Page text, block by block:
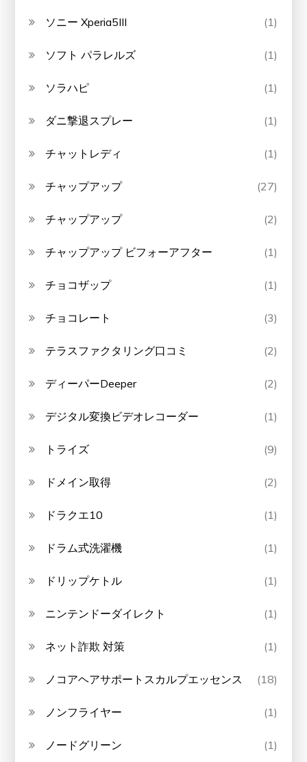
ソニー Xperia5III (1)
ソフト パラレルズ (1)
ソラハピ (1)
ダニ撃退スプレー (1)
チャットレディ (1)
チャップアップ (27)
チャップアップ (2)
チャップアップ ビフォーアフター (1)
チョコザップ (1)
チョコレート (3)
テラスファクタリング口コミ (2)
ディーパーDeeper (2)
デジタル変換ビデオレコーダー (1)
トライズ (9)
ドメイン取得 (2)
ドラクエ10 (1)
ドラム式洗濯機 (1)
ドリップケトル (1)
ニンテンドーダイレクト (1)
ネット詐欺 対策 (1)
ノコアヘアサポートスカルプエッセンス (18)
ノンフライヤー (1)
ノードグリーン (1)